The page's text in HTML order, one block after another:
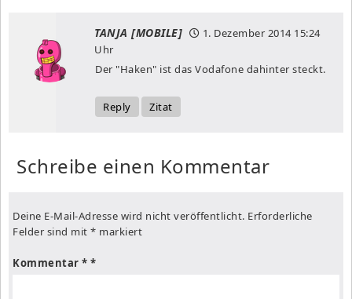
TANJA [MOBILE] 1. Dezember 201415:24
Uhr
Der "Haken" ist das Vodafone dahinter steckt.
Reply Zitat
Schreibe einen Kommentar
Deine E-Mail-Adresse wird nicht veröffentlicht. Erforderliche
Felder sind mit * markiert
Kommentar *